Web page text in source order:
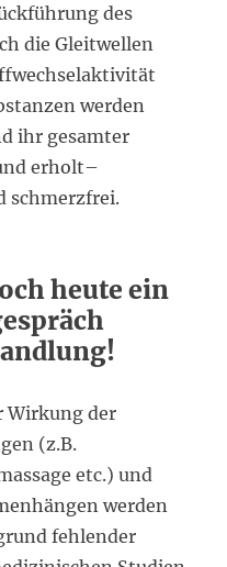
des
die Gleitwellen
werden
ihr gesamter
erholt–
schmerzfrei.
heute ein
Wirkung der
(z.B.
etc.) und
werden
fehlender